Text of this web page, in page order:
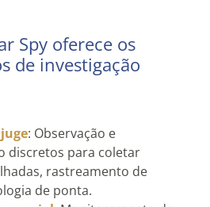
Spy oferece os
de investigação
: Observação e
discretos para coletar
rastreamento de
de ponta.